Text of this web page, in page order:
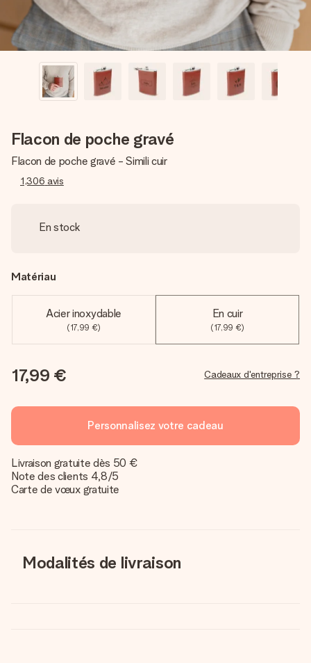
Flacon de poche gravé
Flacon de poche gravé - Simili cuir
1,306 avis
En stock
Matériau
Acier inoxydable
(17,99 €)
En cuir
(17,99 €)
17,99 € Cadeaux d'entreprise ?
Personnalisez votre cadeau
Livraison gratuite dès 50 €
Note des clients 4,8/5
Carte de vœux gratuite
Modalités de livraison